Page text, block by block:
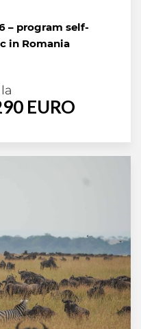
– program self-
in Romania
EURO